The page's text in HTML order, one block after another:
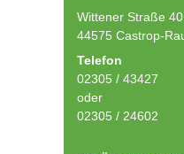
Wittener Straße 40
44575 Castrop-
Telefon
02305 / 43427
oder
02305 / 24602